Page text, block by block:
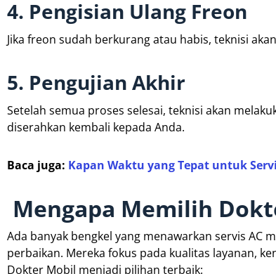
4. Pengisian Ulang Freon
Jika freon sudah berkurang atau habis, teknisi
5. Pengujian Akhir
Setelah semua proses selesai, teknisi akan
diserahkan kembali kepada Anda.
Baca juga: Kapan Waktu yang Tepat untuk
Mengapa Memilih
Ada banyak bengkel yang menawarkan servis
perbaikan. Mereka fokus pada kualitas layanan,
Dokter Mobil menjadi pilihan terbaik: